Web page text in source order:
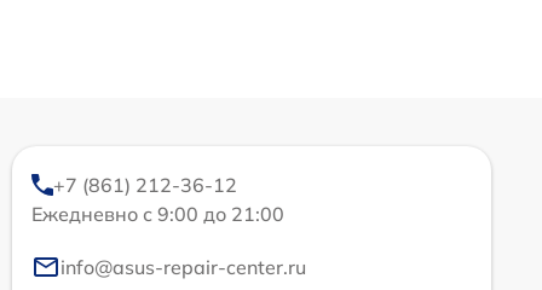
+7 (861) 212-36-12
Ежедневно с 9:00 до 21:00
info@asus-repair-center.ru